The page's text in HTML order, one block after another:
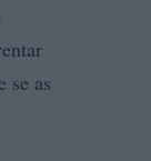
se as